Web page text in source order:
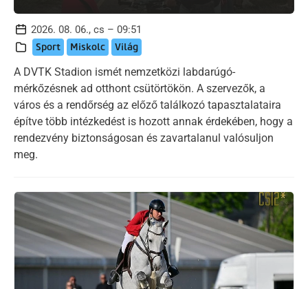
2026. 08. 06., cs – 09:51
Sport Miskolc Világ
A DVTK Stadion ismét nemzetközi labdarúgó-
mérkőzésnek ad otthont csütörtökön. A szervezők, a
város és a rendőrség az előző találkozó tapasztalataira
építve több intézkedést is hozott annak érdekében, hogy a
rendezvény biztonságosan és zavartalanul valósuljon
meg.